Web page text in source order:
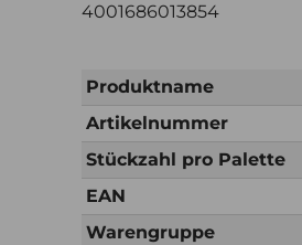
4001686013854
Produktname
Artikelnummer
Stückzahl pro Palette
EAN
Warengruppe